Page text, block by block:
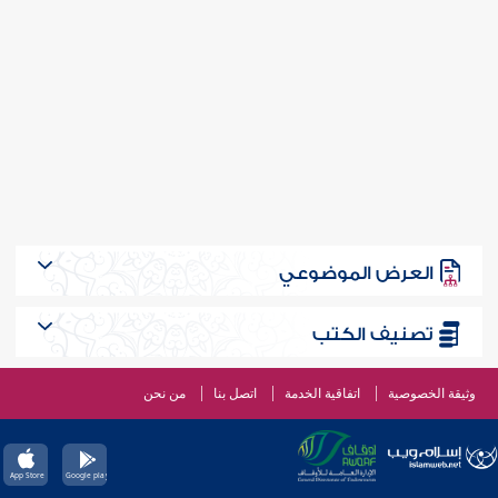
العرض الموضوعي
تصنيف الكتب
وثيقة الخصوصية اتفاقية الخدمة اتصل بنا من نحن